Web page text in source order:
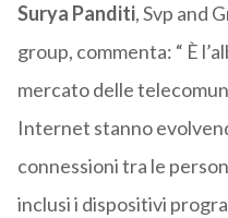
Surya Panditi, Svp and
group, commenta: “ È
mercato delle
Internet stanno
connessioni tra le
inclusi i dispositivi